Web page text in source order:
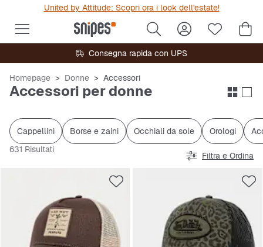
United by Attitude: Scopri ora i look dell'estate!
Consegna rapida con UPS
Homepage Donne Accessori
Accessori per donne
Cappellini Borse e zaini Occhiali da sole Orologi
631 Risultati
Filtra e Ordina